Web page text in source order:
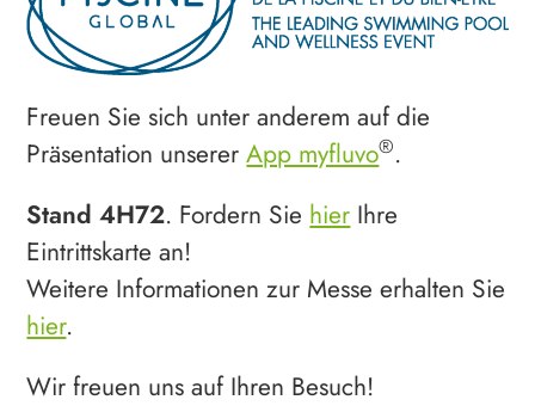
Freuen Sie sich unter anderem auf die
Präsentation unsererApp myfluvo®.
Stand 4H72. Fordern Sie hier Ihre
Eintrittskarte an!
Weitere Informationen zur Messe erhalten Sie
hier.
Wir freuen uns auf Ihren Besuch!